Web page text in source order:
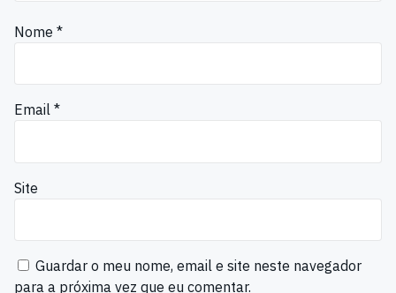
Nome *
Email *
Site
Guardar o meu nome, email e site neste navegador
para a próxima vez que eu comentar.